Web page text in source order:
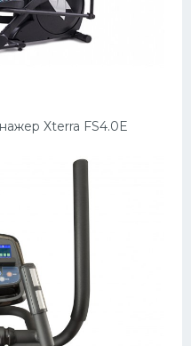
Xterra FS4.0E